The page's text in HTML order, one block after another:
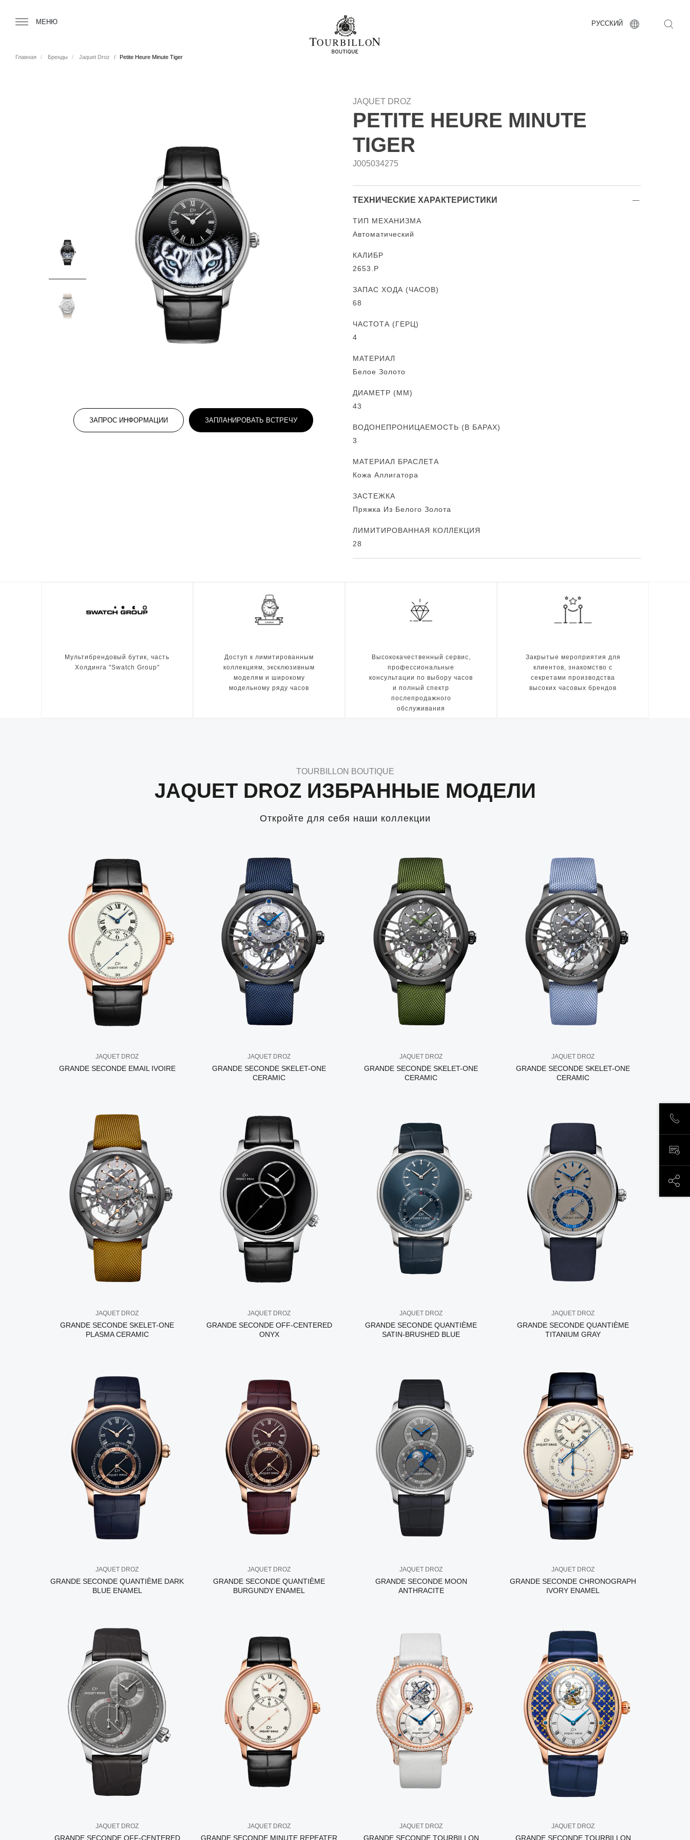
МЕНЮ РУССКИЙ
Главная Бренды Jaquet Droz Petite Heure Minute Tiger
ЗАПРОС ИНФОРМАЦИИ ЗАПЛАНИРОВАТЬ ВСТРЕЧУ
JAQUET DROZ
PETITE HEURE MINUTE
TIGER
J005034275
ТЕХНИЧЕСКИЕ ХАРАКТЕРИСТИКИ
ТИП МЕХАНИЗМА
Автоматический
КАЛИБР
2653.P
ЗАПАС ХОДА (ЧАСОВ)
68
ЧАСТОТА (ГЕРЦ)
4
МАТЕРИАЛ
Белое Золото
ДИАМЕТР (MM)
43
ВОДОНЕПРОНИЦАЕМОСТЬ (В БАРАХ)
3
МАТЕРИАЛ БРАСЛЕТА
Кожа Аллигатора
ЗАСТЕЖКА
Пряжка Из Белого Золота
ЛИМИТИРОВАННАЯ КОЛЛЕКЦИЯ
28
Мультибрендовый бутик, часть
Холдинга "Swatch Group"
Доступ к лимитированным
коллекциям, эксклюзивным
моделям и широкому
модельному ряду часов
Высококачественный сервис,
профессиональные
консультации по выбору часов
и полный спектр
послепродажного
обслуживания
Закрытые мероприятия для
клиентов, знакомство с
секретами производства
высоких часовых брендов
TOURBILLON BOUTIQUE
JAQUET DROZ ИЗБРАННЫЕ МОДЕЛИ
Откройте для себя наши коллекции
JAQUET DROZ
GRANDE SECONDE EMAIL IVOIRE
JAQUET DROZ
GRANDE SECONDE SKELET-ONE
CERAMIC
JAQUET DROZ
GRANDE SECONDE SKELET-ONE
CERAMIC
JAQUET DROZ
GRANDE SECONDE SKELET-ONE
CERAMIC
JAQUET DROZ
GRANDE SECONDE SKELET-ONE
PLASMA CERAMIC
JAQUET DROZ
GRANDE SECONDE OFF-CENTERED
ONYX
JAQUET DROZ
GRANDE SECONDE QUANTIÈME
SATIN-BRUSHED BLUE
JAQUET DROZ
GRANDE SECONDE QUANTIÈME
TITANIUM GRAY
JAQUET DROZ
GRANDE SECONDE QUANTIÈME DARK
BLUE ENAMEL
JAQUET DROZ
GRANDE SECONDE QUANTIÈME
BURGUNDY ENAMEL
JAQUET DROZ
GRANDE SECONDE MOON
ANTHRACITE
JAQUET DROZ
GRANDE SECONDE CHRONOGRAPH
IVORY ENAMEL
JAQUET DROZ
GRANDE SECONDE OFF-CENTERED
JAQUET DROZ
GRANDE SECONDE MINUTE REPEATER
JAQUET DROZ
GRANDE SECONDE TOURBILLON
JAQUET DROZ
GRANDE SECONDE TOURBILLON